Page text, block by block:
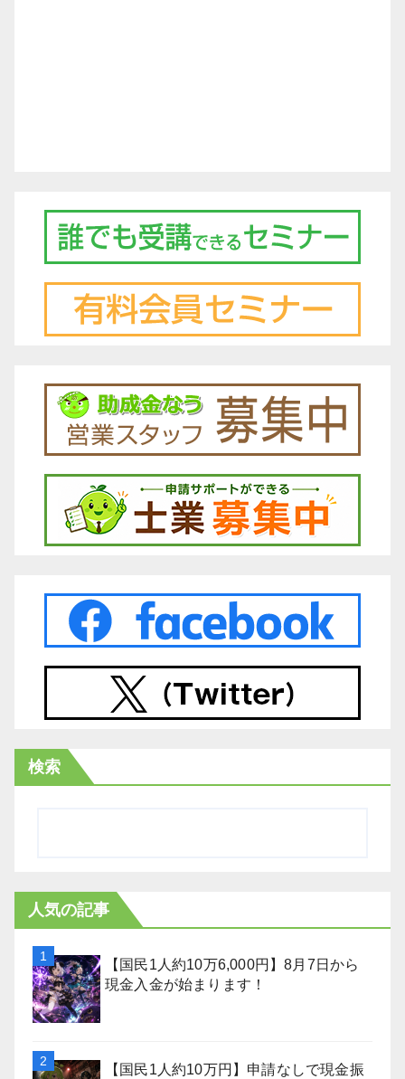
検索
人気の記事
【国民1人約10万6,000円】8月7日から
現金入金が始まります！
【国民1人約10万円】申請なしで現金振